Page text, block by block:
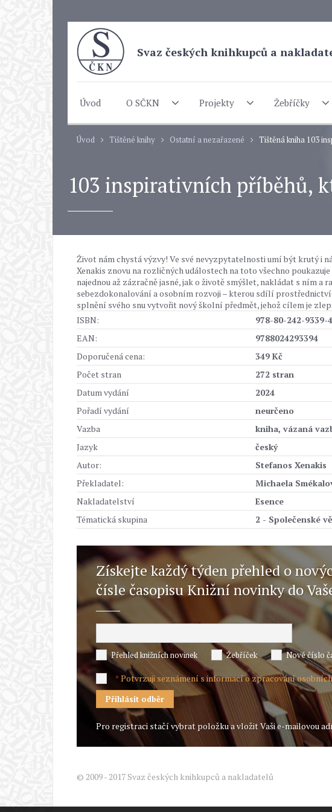
Svaz českých knihkupců a
Úvod O SČKN Projekty Žebříčky
Úvod Tištěné knihy Ostatní a nezařazené Tištěná kniha 103
103 inspirativních příběhů,
Život nám chystá výzvy! Ve své nevyzpytatelnosti umí být krutý i
Xenakis znovu na rozličných událostech na toto všechno
najednou až zázračně jasné, jak o životě smýšlet, nakládat s ním a
sebezdokonalování a osobním rozvoji – kterou sdílí
splnění svého snu vytvořit nový školní předmět, jehož cílem je
ISBN:
978-80-242-9339-4
EAN:
9788024293394
Doporučená cena:
349 Kč
Počet stran
272 stran
Datum vydání
2024
Pořadí vydání
neurčeno
Vazba
kniha, vázaná
Jazyk
český
Autor:
Stefanos Xenakis
Překladatel:
Michaela
Nakladatelství
Esence
Tématická skupina
2 - Společenské
Získejte každý týden přehled o
čísle časopisu Knižní novinky do
Přehled knižních novinek Žebříček Nové číslo
*Potvrzuji seznámení s informací o zpracování
Pro registraci stačí vybrat položku a vložit Vaši e-mailovou
© 2009 - 2017 Svaz českých knihkupců a nakladatelů